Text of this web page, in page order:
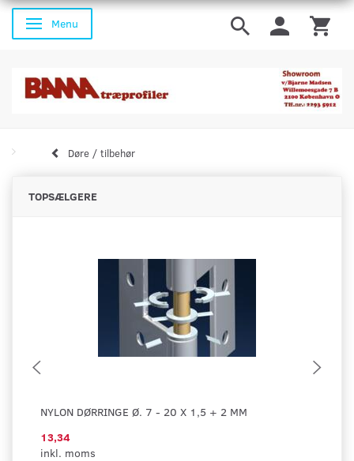
Skifte navigation
Menu
Døre / tilbehør
TOPSÆLGERE
NYLON DØRRINGE Ø. 7 - 20 X 1,5 + 2 MM
13,34
inkl. moms